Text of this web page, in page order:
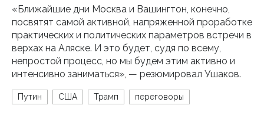
«Ближайшие дни Москва и Вашингтон, конечно,
посвятят самой активной, напряженной проработке
практических и политических параметров встречи в
верхах на Аляске. И это будет, судя по всему,
непростой процесс, но мы будем этим активно и
интенсивно заниматься», — резюмировал Ушаков.
Путин США Трамп переговоры